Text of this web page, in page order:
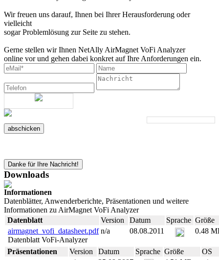
Wir freuen uns darauf, Ihnen bei Ihrer Herausforderung oder
vielleicht
sogar Problemlösung zur Seite zu stehen.
Gerne stellen wir Ihnen NetAlly AirMagnet VoFi Analyzer
online vor und gehen dabei konkret auf Ihre Anforderungen ein.
abschicken
Danke für Ihre Nachricht!
Downloads
Informationen
Datenblätter, Anwenderberichte, Präsentationen und weitere
Informationen zu AirMagnet VoFi Analyzer
Datenblatt
Version Datum Sprache Größe
airmagnet_vofi_datasheet.pdf
Datenblatt VoFi-Analyzer
n/a 08.08.2011 0.48
Präsentationen Version Datum Sprache Größe OS